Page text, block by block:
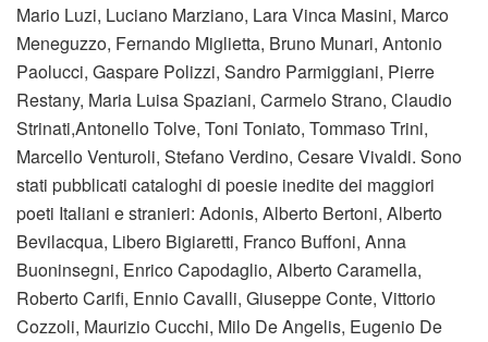
Mario Luzi, Luciano Marziano, Lara Vinca Masini, Marco
Meneguzzo, Fernando Miglietta, Bruno Munari, Antonio
Paolucci, Gaspare Polizzi, Sandro Parmiggiani, Pierre
Restany, Maria Luisa Spaziani, Carmelo Strano, Claudio
Strinati,Antonello Tolve, Toni Toniato, Tommaso Trini,
Marcello Venturoli, Stefano Verdino, Cesare Vivaldi. Sono
stati pubblicati cataloghi di poesie inedite dei maggiori
poeti Italiani e stranieri: Adonis, Alberto Bertoni, Alberto
Bevilacqua, Libero Bigiaretti, Franco Buffoni, Anna
Buoninsegni, Enrico Capodaglio, Alberto Caramella,
Roberto Carifi, Ennio Cavalli, Giuseppe Conte, Vittorio
Cozzoli, Maurizio Cucchi, Milo De Angelis, Eugenio De